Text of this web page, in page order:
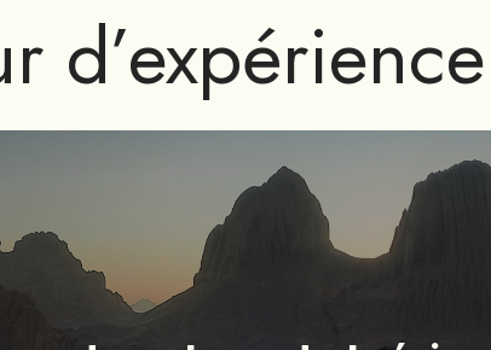
SUDd’expérience